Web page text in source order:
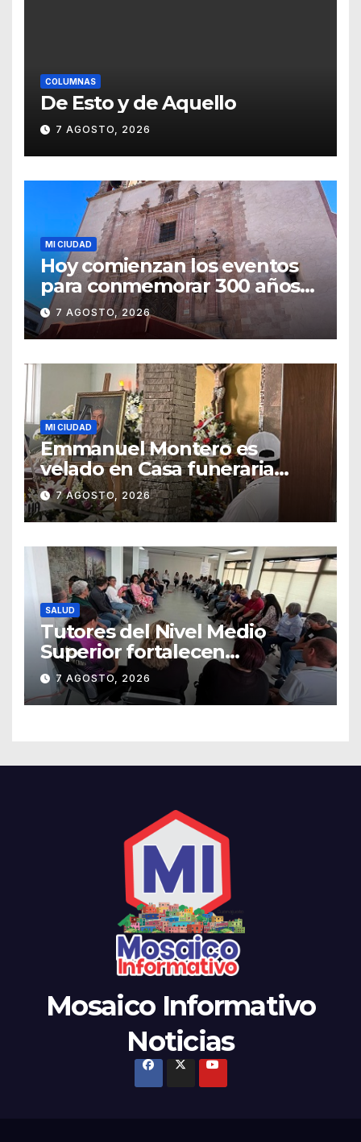
COLUMNAS
De Esto y de Aquello
7 AGOSTO, 2026
MI CIUDAD
Hoy comienzan los eventos
para conmemorar 300 años
del templo de San Roque
7 AGOSTO, 2026
MI CIUDAD
Emmanuel Montero es
velado en Casa funeraria
Forasté
7 AGOSTO, 2026
SALUD
Tutores del Nivel Medio
Superior fortalecen
estrategias para la
prevención de la violencia en
el noviazgo
7 AGOSTO, 2026
Mosaico Informativo
Noticias